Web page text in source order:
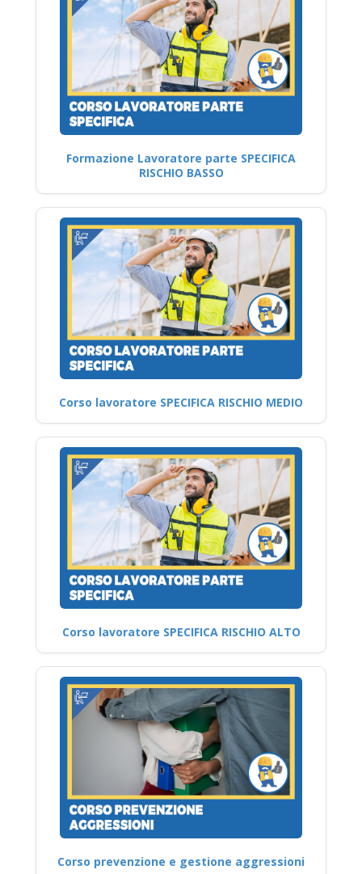
Formazione Lavoratore parte SPECIFICA
RISCHIO BASSO
Corso lavoratore SPECIFICA RISCHIO MEDIO
Corso lavoratore SPECIFICA RISCHIO ALTO
Corso prevenzione e gestione aggressioni